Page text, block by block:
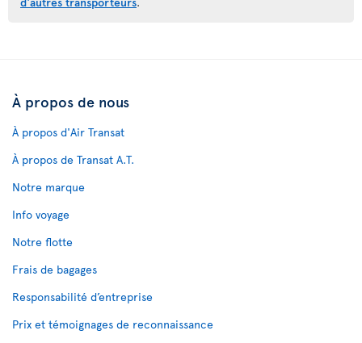
À propos de nous
À propos d'Air Transat
À propos de Transat A.T.
Notre marque
Info voyage
Notre flotte
Frais de bagages
Responsabilité d’entreprise
Prix et témoignages de reconnaissance